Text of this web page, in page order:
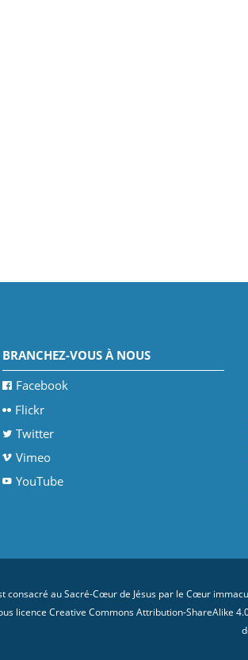
BRANCHEZ-VOUS À NOUS
Facebook
Flickr
Twitter
Vimeo
YouTube
consacré au Sacré-Cœur de Jésus par le Cœur
licenceCreative Commons Attribution-ShareAlike